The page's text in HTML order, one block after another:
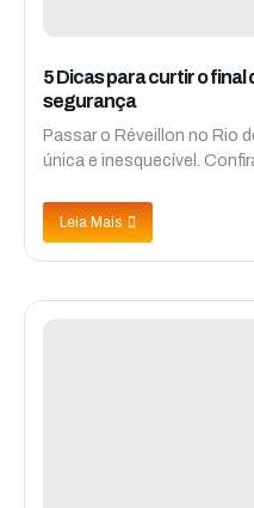
5 Dicas para curtir o final
segurança
Passar o Réveillon no Rio
única e inesquecível.
Leia Mais